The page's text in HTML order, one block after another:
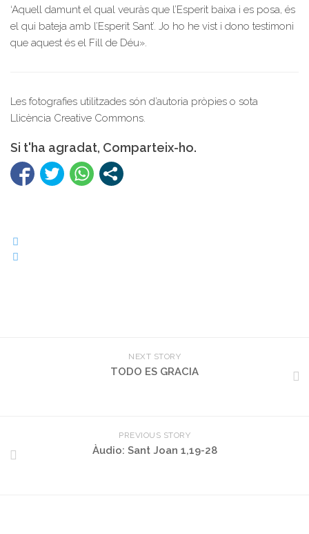
‘Aquell damunt el qual veuràs que l’Esperit baixa i es posa, és
el qui bateja amb l’Esperit Sant’. Jo ho he vist i dono testimoni
que aquest és el Fill de Déu».
Les fotografies utilitzades són d’autoria pròpies o sota
Llicència Creative Commons.
Si t'ha agradat, Comparteix-ho.
NEXT STORY
TODO ES GRACIA
PREVIOUS STORY
Àudio: Sant Joan 1,19-28